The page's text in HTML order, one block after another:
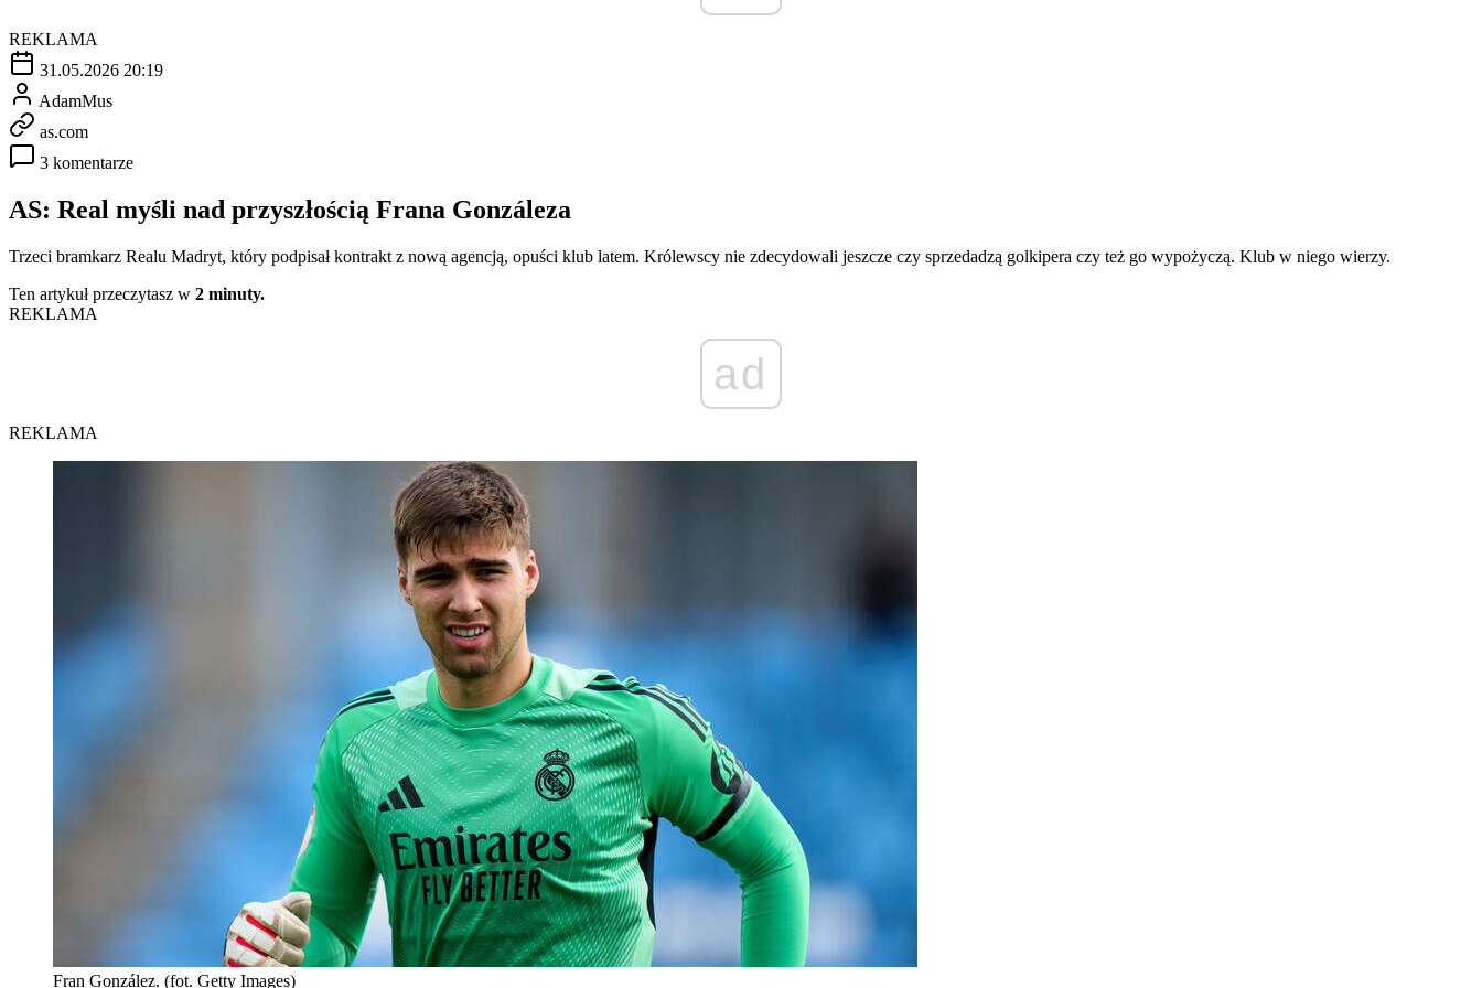
REKLAMA
31.05.2026 20:19
AdamMus
as.com
3 komentarze
AS: Real myśli nad przyszłością Frana Gonzáleza
Trzeci bramkarz Realu Madryt, który podpisał kontrakt z nową agencją, opuści klub latem. Królewscy nie zdecydowali jeszcze czy sprzedadzą golkipera czy też go wypożyczą. Klub w niego wierzy.
Ten artykuł przeczytasz w 2 minuty.
REKLAMA
ad
REKLAMA
Fran González. (fot. Getty Images)